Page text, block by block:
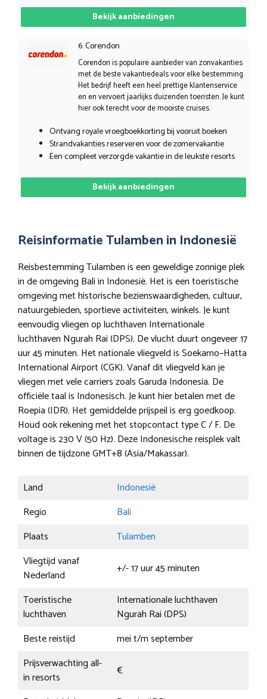
Bekijk aanbiedingen
6. Corendon
Corendon is populaire aanbieder van zonvakanties
met de beste vakantiedeals voor elke bestemming.
Het bedrijf heeft een heel prettige klantenservice
en en vervoert jaarlijks duizenden toeristen. Je kunt
hier ook terecht voor de mooiste cruises.
Ontvang royale vroegboekkorting bij vooruit boeken
Strandvakanties reserveren voor de zomervakantie
Een compleet verzorgde vakantie in de leukste resorts
Bekijk aanbiedingen
Reisinformatie Tulamben in Indonesië
Reisbestemming Tulamben is een geweldige zonnige plek
in de omgeving Bali in Indonesië. Het is een toeristische
omgeving met historische bezienswaardigheden, cultuur,
natuurgebieden, sportieve activiteiten, winkels. Je kunt
eenvoudig vliegen op luchthaven Internationale
luchthaven Ngurah Rai (DPS). De vlucht duurt ongeveer 17
uur 45 minuten. Het nationale vliegveld is Soekarno–Hatta
International Airport (CGK). Vanaf dit vliegveld kan je
vliegen met vele carriers zoals Garuda Indonesia. De
officiële taal is Indonesisch. Je kunt hier betalen met de
Roepia (IDR). Het gemiddelde prijspeil is erg goedkoop.
Houd ook rekening met het stopcontact type C / F. De
voltage is 230 V (50 Hz). Deze Indonesische reisplek valt
binnen de tijdzone GMT+8 (Asia/Makassar).
Land
Indonesië
Regio
Bali
Plaats
Tulamben
Vliegtijd vanaf
Nederland
+/- 17 uur 45 minuten
Toeristische
luchthaven
Internationale luchthaven
Ngurah Rai (DPS)
Beste reistijd
mei t/m september
Prijsverwachting all-
in resorts
€